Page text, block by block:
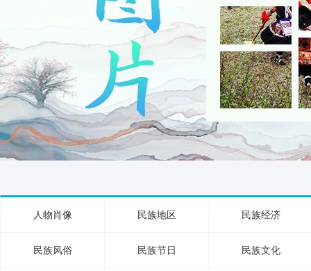
人物肖像 民族地区 民族经济
民族风俗 民族节日 民族文化